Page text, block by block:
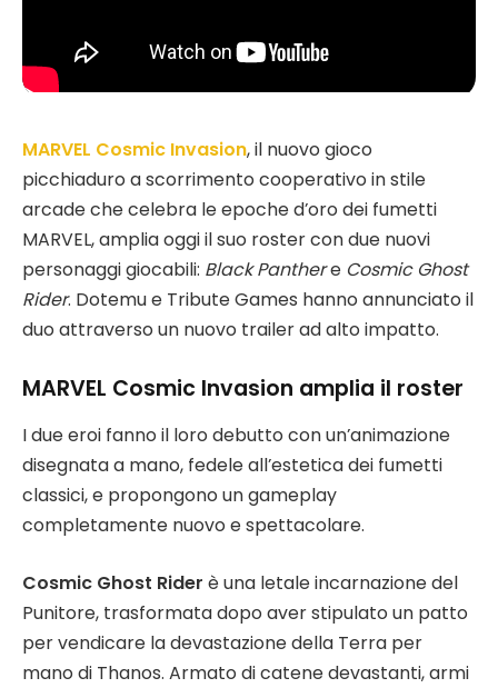
MARVEL Cosmic Invasion, il nuovo gioco
picchiaduro a scorrimento cooperativo in stile
arcade che celebra le epoche d’oro dei fumetti
MARVEL, amplia oggi il suo roster con due nuovi
personaggi giocabili: Black Panthere Cosmic Ghost
Rider. Dotemu e Tribute Games hanno annunciato il
duo attraverso un nuovo trailer ad alto impatto.
MARVEL Cosmic Invasion amplia il roster
I due eroi fanno il loro debutto con un’animazione
disegnata a mano, fedele all’estetica dei fumetti
classici, e propongono un gameplay
completamente nuovo e spettacolare.
Cosmic Ghost Rider è una letale incarnazione del
Punitore, trasformata dopo aver stipulato un patto
per vendicare la devastazione della Terra per
mano di Thanos. Armato di catene devastanti, armi